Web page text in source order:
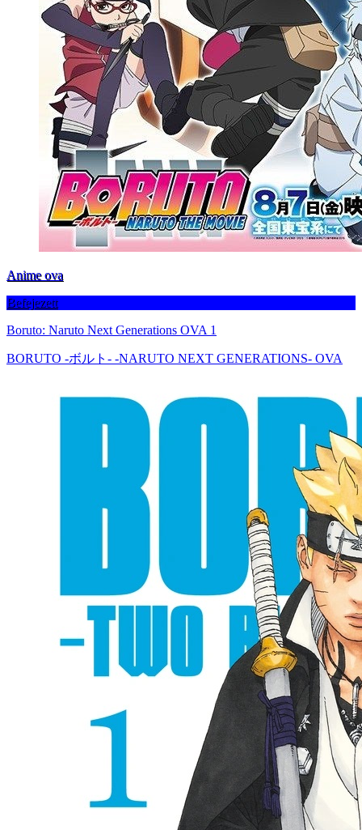
Anime ova
Befejezett
Boruto: Naruto Next Generations OVA 1
BORUTO -ボルト- -NARUTO NEXT GENERATIONS- OVA